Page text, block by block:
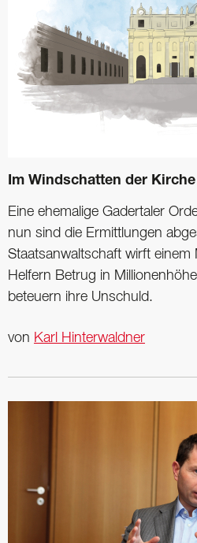
Im Windschatten der Kirche
Eine ehemalige Gadertaler
nun sind die Ermittlungen
Staatsanwaltschaft wirft
Helfern Betrug in
beteuern ihre Unschuld.
von Karl Hinterwaldner